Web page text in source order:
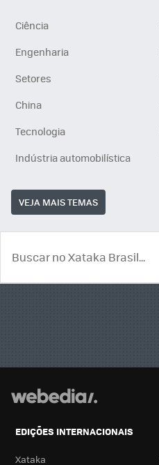
Ciência
Engenharia
Setores
China
Tecnologia
Indústria automobilística
VEJA MAIS TEMAS
EDIÇÕES INTERNACIONAIS
Xataka